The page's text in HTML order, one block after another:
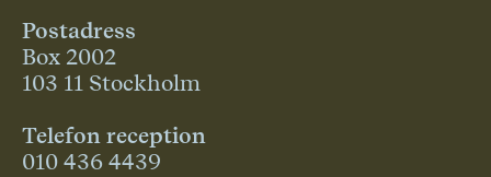
Postadress
Box 2002
103 11 Stockholm
Telefon reception
010 436 4439